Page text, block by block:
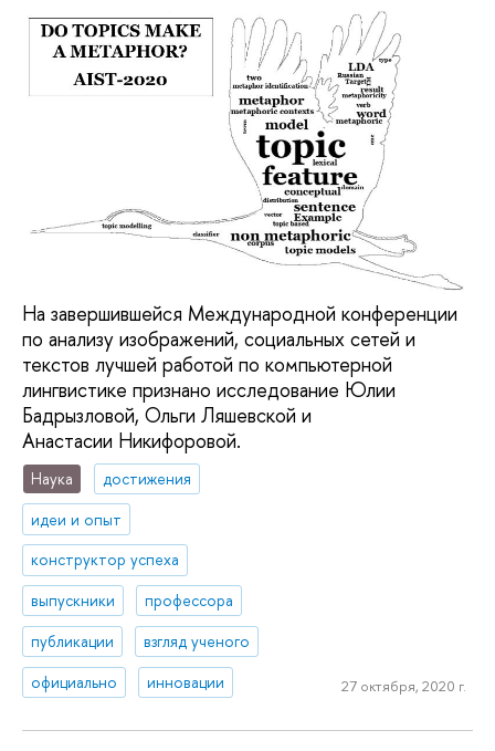
На завершившейся Международной конференции
по анализу изображений, социальных сетей и
текстов лучшей работой по компьютерной
лингвистике признано исследование Юлии
Бадрызловой, Ольги Ляшевской и
Анастасии Никифоровой.
Наука
достижения
идеи и опыт
конструктор успеха
выпускники
профессора
публикации
взгляд ученого
официально
инновации 27 октября, 2020 г.